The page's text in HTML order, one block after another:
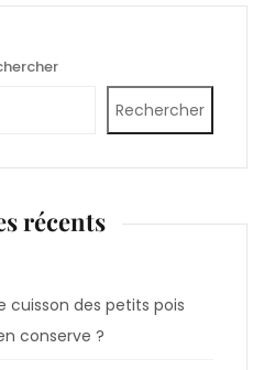
Rechercher
récents
cuisson des petits pois
conserve ?